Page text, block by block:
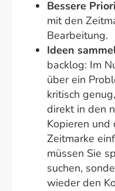
Bessere
mit den
Bearbeitung.
Ideen
backlog: Im
über ein
kritisch
direkt in den
Kopieren und
Zeitmarke
müssen Sie
suchen,
wieder den